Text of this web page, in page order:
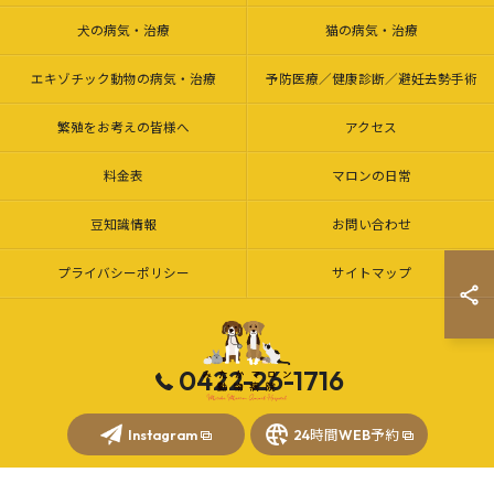
0422-26-1716
Instagram 24時間WEB予約
犬の病気・治療 猫の病気・治療
エキゾチック動物の病気・治療 予防医療／健康診断／避妊去勢手術
繁殖をお考えの皆様へ アクセス
料金表 マロンの日常
豆知識情報 お問い合わせ
プライバシーポリシー サイトマップ
© 2026 三鷹市・調布市の動物病院｜みたかマロン動物病院 ALL RIGHTS
RESERVED.